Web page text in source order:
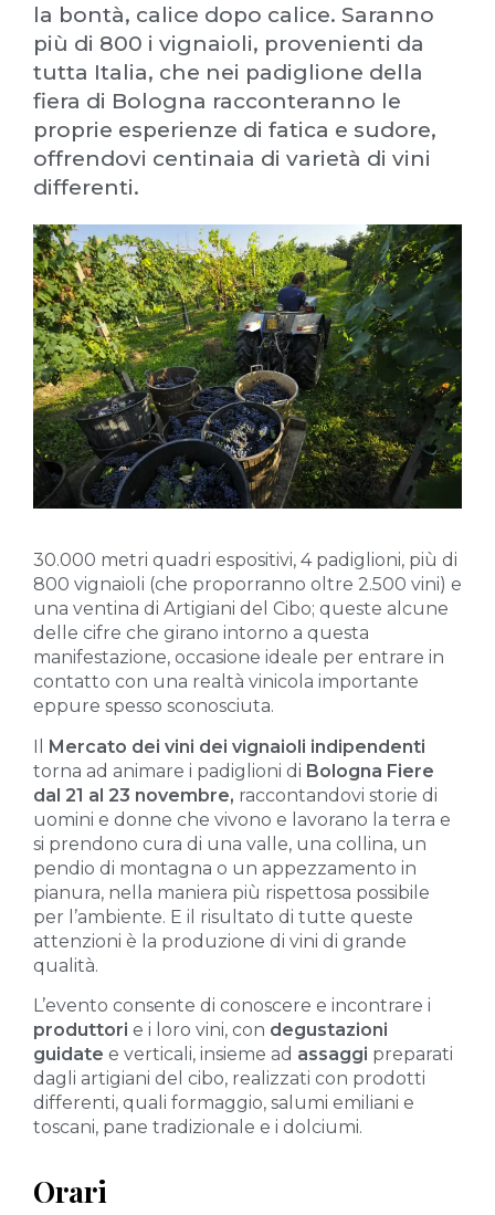
la bontà, calice dopo calice. Saranno
più di 800 i vignaioli, provenienti da
tutta Italia, che nei padiglione della
fiera di Bologna racconteranno le
proprie esperienze di fatica e sudore,
offrendovi centinaia di varietà di vini
differenti.
30.000 metri quadri espositivi, 4 padiglioni, più di
800 vignaioli (che proporranno oltre 2.500 vini) e
una ventina di Artigiani del Cibo; queste alcune
delle cifre che girano intorno a questa
manifestazione, occasione ideale per entrare in
contatto con una realtà vinicola importante
eppure spesso sconosciuta.
Il Mercato dei vini dei vignaioli indipendenti
torna ad animare i padiglioni di Bologna Fiere
dal 21 al 23 novembre, raccontandovi storie di
uomini e donne che vivono e lavorano la terra e
si prendono cura di una valle, una collina, un
pendio di montagna o un appezzamento in
pianura, nella maniera più rispettosa possibile
per l’ambiente. E il risultato di tutte queste
attenzioni è la produzione di vini di grande
qualità.
L’evento consente di conoscere e incontrare i
produttori e i loro vini, con degustazioni
guidate e verticali, insieme ad assaggi preparati
dagli artigiani del cibo, realizzati con prodotti
differenti, quali formaggio, salumi emiliani e
toscani, pane tradizionale e i dolciumi.
Orari